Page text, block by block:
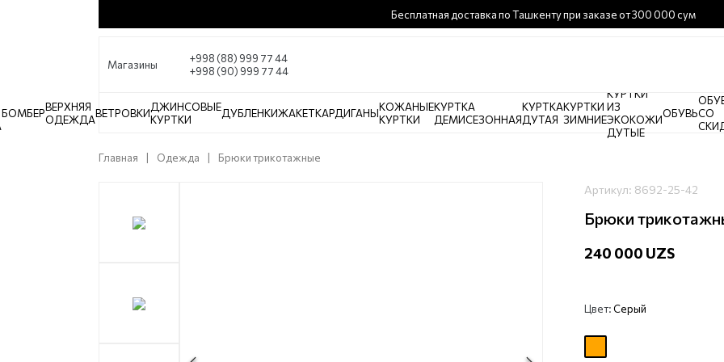
Бесплатная доставка по Ташкенту при заказе от 300 000 сум
Магазины
+998 (88) 999 77 44
+998 (90) 999 77 44
БОМБЕРВЕРХНЯЯ
ОДЕЖДАВЕТРОВКИДЖИНСОВЫЕ
КУРТКИ
ДУБЛЕНКИЖАКЕТКАРДИГАНЫКОЖАНЫЕ
КУРТКИ
КУРТКА
ДЕМИСЕЗОННАЯ
КУРТКА
ДУТАЯ
КУРТКИ
ЗИМНИЕ
КУРТКИ
ИЗ
ЭКОКОЖИ
ДУТЫЕ
ОБУВЬСО
Главная Одежда Брюки трикотажные
Артикул: 8692-25-42
Брюки
240 000 UZS
Цвет:Серый